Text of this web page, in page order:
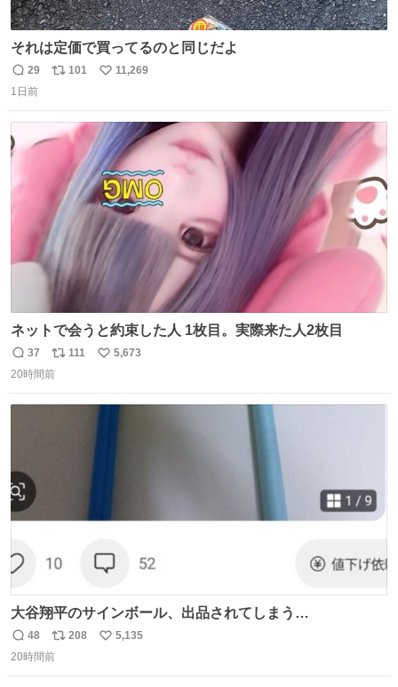
それは定価で買ってるのと同じだよ
返
信
29
リ
ト
101
い
数
11,269
1日前
ネットで会うと約束した人 1枚目。実際来た人2枚目
返
信
37
リ
ポ
111
い
5,673
20時間前
大谷翔平のサインボール、出品されてしまう…
返
信
48
リ
ポ
208
い
5,135
20時間前